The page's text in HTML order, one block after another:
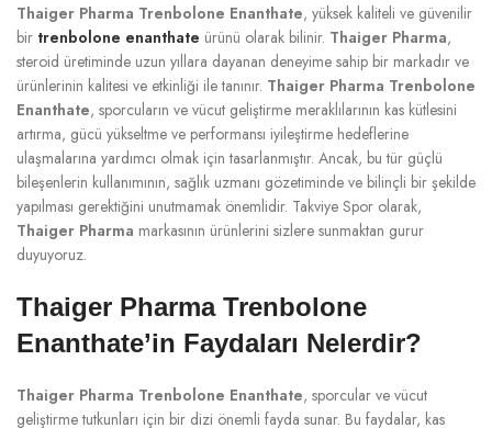
Thaiger Pharma Trenbolone Enanthate, yüksek kaliteli ve güvenilir
bir trenbolone enanthate ürünü olarak bilinir. Thaiger Pharma,
steroid üretiminde uzun yıllara dayanan deneyime sahip bir markadır ve
ürünlerinin kalitesi ve etkinliği ile tanınır. Thaiger Pharma Trenbolone
Enanthate, sporcuların ve vücut geliştirme meraklılarının kas kütlesini
artırma, gücü yükseltme ve performansı iyileştirme hedeflerine
ulaşmalarına yardımcı olmak için tasarlanmıştır. Ancak, bu tür güçlü
bileşenlerin kullanımının, sağlık uzmanı gözetiminde ve bilinçli bir şekilde
yapılması gerektiğini unutmamak önemlidir. Takviye Spor olarak,
Thaiger Pharma markasının ürünlerini sizlere sunmaktan gurur
duyuyoruz.
Thaiger Pharma Trenbolone
Enanthate’in Faydaları Nelerdir?
Thaiger Pharma Trenbolone Enanthate, sporcular ve vücut
geliştirme tutkunları için bir dizi önemli fayda sunar. Bu faydalar, kas